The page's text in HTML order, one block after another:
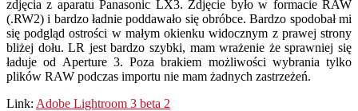
zdjęcia z aparatu Panasonic LX3. Zdjęcie było w formacie RAW
(.RW2) i bardzo ładnie poddawało się obróbce. Bardzo spodobał mi
się podgląd ostrości w małym okienku widocznym z prawej strony
bliżej dołu. LR jest bardzo szybki, mam wrażenie że sprawniej się
ładuje od Aperture 3. Poza brakiem możliwości wybrania tylko
plików RAW podczas importu nie mam żadnych zastrzeżeń.
Link: Adobe Lightroom 3 beta 2